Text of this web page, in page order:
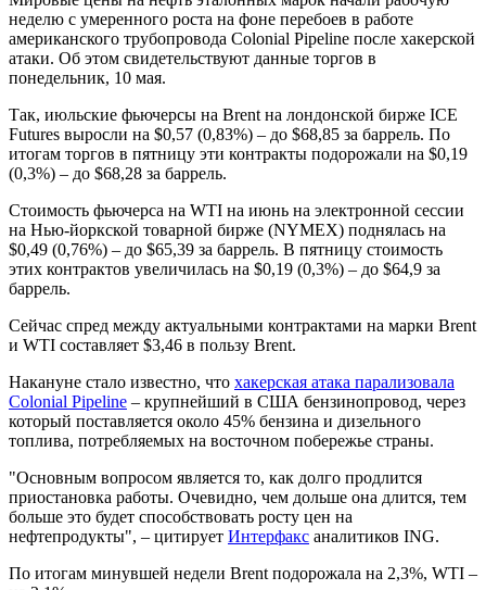
неделю с умеренного роста на фоне перебоев в работе
американского трубопровода Colonial Pipeline после хакерской
атаки. Об этом свидетельствуют данные торгов в
понедельник, 10 мая.
Так, июльские фьючерсы на Brent на лондонской бирже ICE
Futures выросли на $0,57 (0,83%) – до $68,85 за баррель. По
итогам торгов в пятницу эти контракты подорожали на $0,19
(0,3%) – до $68,28 за баррель.
Стоимость фьючерса на WTI на июнь на электронной сессии
на Нью-йоркской товарной бирже (NYMEX) поднялась на
$0,49 (0,76%) – до $65,39 за баррель. В пятницу стоимость
этих контрактов увеличилась на $0,19 (0,3%) – до $64,9 за
баррель.
Сейчас спред между актуальными контрактами на марки Brent
и WTI составляет $3,46 в пользу Brent.
Накануне стало известно, что хакерская атака парализовала
Colonial Pipeline – крупнейший в США бензинопровод, через
который поставляется около 45% бензина и дизельного
топлива, потребляемых на восточном побережье страны.
"Основным вопросом является то, как долго продлится
приостановка работы. Очевидно, чем дольше она длится, тем
больше это будет способствовать росту цен на
нефтепродукты", – цитирует Интерфакс аналитиков ING.
По итогам минувшей недели Brent подорожала на 2,3%, WTI –